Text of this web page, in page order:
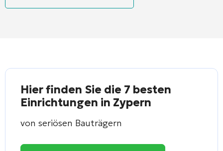
Hier finden Sie die 7 besten
Einrichtungen in Zypern
von seriösen Bauträgern